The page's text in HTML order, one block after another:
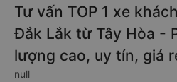
Tư vấn TOP 1 xe
Đắk Lắk từ Tây Hòa -
lượng cao, uy tín, giá
null